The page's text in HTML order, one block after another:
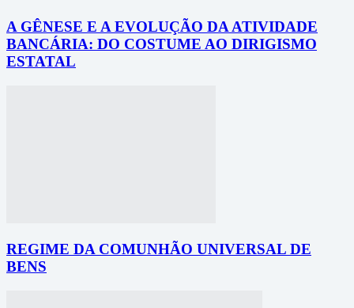
A GÊNESE E A EVOLUÇÃO DA ATIVIDADE
BANCÁRIA: DO COSTUME AO DIRIGISMO
ESTATAL
REGIME DA COMUNHÃO UNIVERSAL DE
BENS